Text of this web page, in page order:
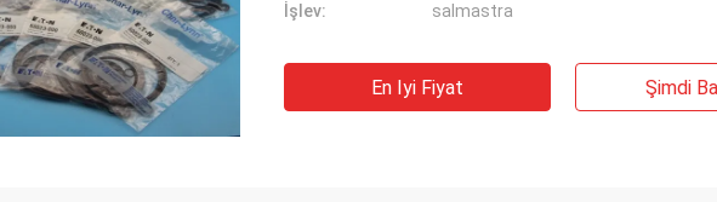
Mutakilwa Wilson afrika
işler hala her zamanki gibi,
100 orijinal, olağanüstü
İşlev:
salmastra
En Iyi Fiyat Şimdi